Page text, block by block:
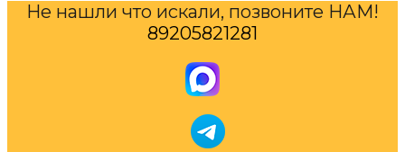
Не нашли что искали, позвоните НАМ!
89205821281